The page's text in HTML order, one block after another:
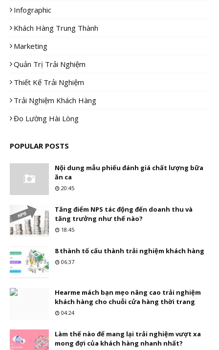
Infographic
Khách Hàng Trung Thành
Marketing
Quản Trị Trải Nghiệm
Thiết Kế Trải Nghiệm
Trải Nghiệm Khách Hàng
Đo Lường Hài Lòng
POPULAR POSTS
Nội dung mẫu phiếu đánh giá chất lượng bữa
ăn ca
20:45
Tăng điểm NPS tác động đến doanh thu và
tăng trưởng như thế nào?
18:45
8 thành tố cấu thành trải nghiệm khách hàng
06:37
Hearme mách bạn mẹo nâng cao trải nghiệm
khách hàng cho chuỗi cửa hàng thời trang
04:24
Làm thế nào để mang lại trải nghiệm vượt xa
mong đợi của khách hàng nhanh nhất?